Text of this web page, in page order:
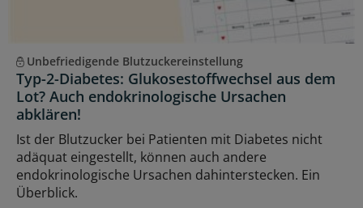
Unbefriedigende Blutzuckereinstellung
Typ-2-Diabetes: Glukosestoffwechsel aus dem
Lot? Auch endokrinologische Ursachen
abklären!
Ist der Blutzucker bei Patienten mit Diabetes nicht
adäquat eingestellt, können auch andere
endokrinologische Ursachen dahinterstecken. Ein
Überblick.